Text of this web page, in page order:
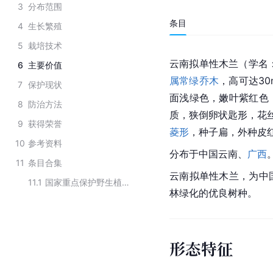
3 分布范围
4 生长繁殖
5 栽培技术
6 主要价值
7 保护现状
8 防治方法
9 获得荣誉
10 参考资料
11 条目合集
11.1
国家重点保护野生植物（木兰科）
条目
云南拟单性木兰（学名
属常绿乔木 ，高可达
面浅绿色，嫩叶紫红色
质，狭倒卵状匙形，花
菱形 ，种子扁，外种
分布于中国云南、 广西
云南拟单性木兰，为
林绿化的优良树种。
形态特征